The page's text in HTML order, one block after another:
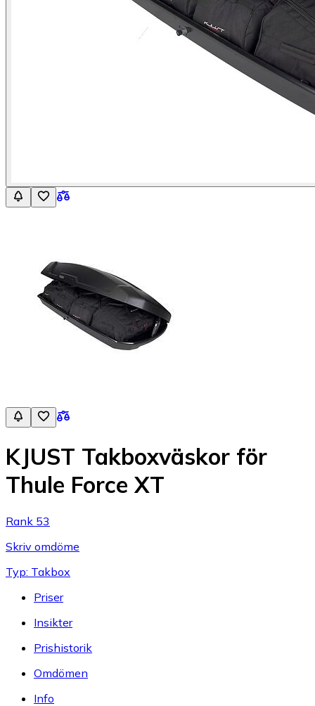
KJUST Takboxväskor för
Thule Force XT
Rank 53
Skriv omdöme
Typ: Takbox
Priser
Insikter
Prishistorik
Omdömen
Info